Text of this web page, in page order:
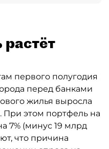
первого полугодия
перед банками
жилья выросла
При этом портфель на
7% (минус 19 млрд
что причина